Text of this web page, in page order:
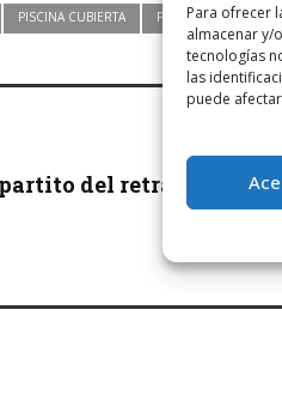
Para ofrecer
almacenar y/
tecnologías
las
puede
PISCINA CUBIERTA PP
del retraso ...